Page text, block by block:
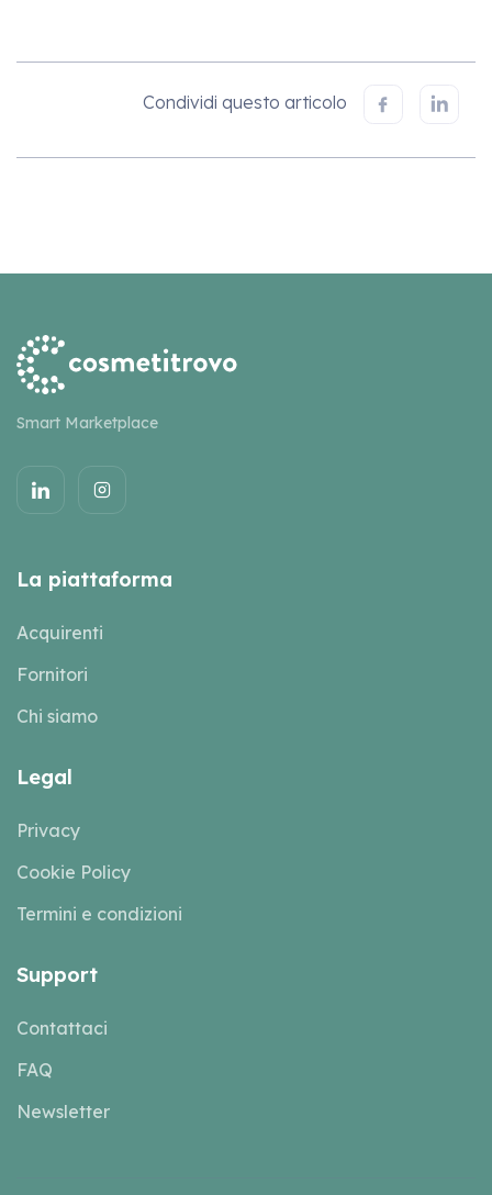
Condividi questo articolo
Smart Marketplace
La piattaforma
Acquirenti
Fornitori
Chi siamo
Legal
Privacy
Cookie Policy
Termini e condizioni
Support
Contattaci
FAQ
Newsletter